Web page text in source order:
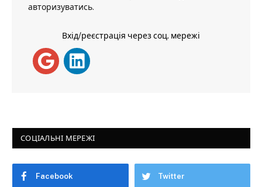
авторизуватись.
Вхід/реєстрація через соц. мережі
СОЦІАЛЬНІ МЕРЕЖІ
Facebook Twitter